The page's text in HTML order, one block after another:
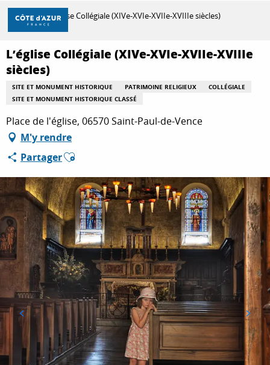
Aller
contenu
principal
DÉCOUVRIR
À FAIRE
SÉJOURNER
Accueil L’église Collégiale (XIVe-XVIe-XVIIe-XVIIIe siècles)
L’église Collégiale (XIVe-XVIe-XVIIe-XVIIIe
siècles)
SITE ET MONUMENT HISTORIQUE PATRIMOINE RELIGIEUX
COLLÉGIALE
SITE ET MONUMENT HISTORIQUE CLASSÉ
Place de l'église, 06570 Saint-Paul-de-Vence
M'y rendre
PartagerAjouter aux favoris